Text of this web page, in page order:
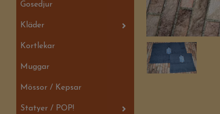
Gosedjur
Kläder
Kortlekar
Muggar
Mössor / Kepsar
Statyer / POP!